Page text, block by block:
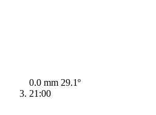
0.0 mm 29.1º
21:00